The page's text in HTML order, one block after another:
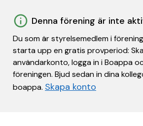
Denna förening är inte
Du som är styrelsemedlem i
starta upp en gratis provperiod:
användarkonto, logga in i Boappa
föreningen. Bjud sedan in dina
boappa. Skapa konto